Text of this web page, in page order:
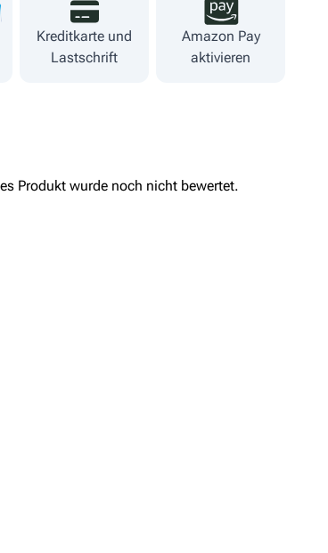
Kreditkarte und
Lastschrift
Amazon Pay
aktivieren